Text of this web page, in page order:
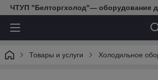
ЧТУП "Белторгхолод"— оборудование
Товары и услуги Холодильное